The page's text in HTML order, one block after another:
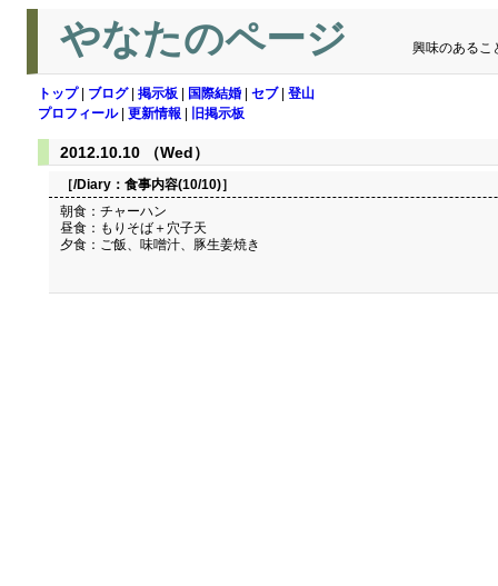
やなたのページ 興味のあるこ
トップ| ブログ| 掲示板 国際結婚 セブ| 登山
プロフィール| 更新情報 旧掲示板
2012.10.10 （Wed）
［/Diary： 食事内容(10/10)］
朝食：チャーハン
昼食：もりそば＋穴子天
夕食：ご飯、味噌汁、豚生姜焼き